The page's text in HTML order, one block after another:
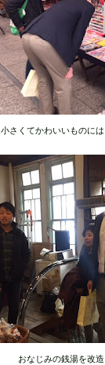
小さくてかわいいものに
おなじみの銭湯を改